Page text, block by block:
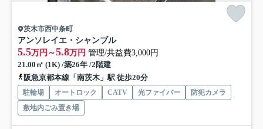
茨木市西中条町
アンソレイエ・シャンブル
5.5万円～5.8万円 管理/共益費3,000円
21.00㎡ (1K) /築26年 /2階建
阪急京都本線「南茨木」駅 徒歩20分
駐輪場 オートロック CATV 光ファイバー
防犯カメラ
敷地内ごみ置き場